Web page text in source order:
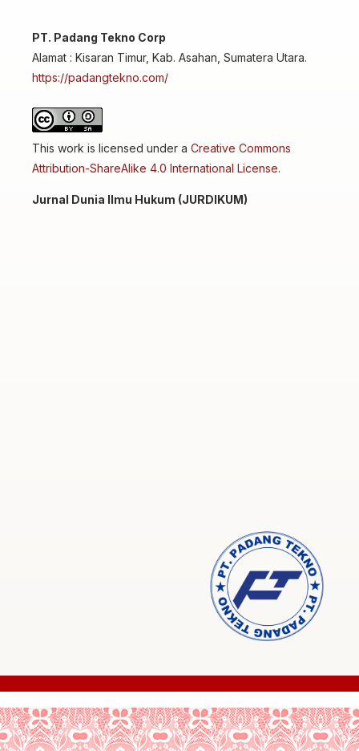
PT. Padang Tekno Corp
Alamat : Kisaran Timur, Kab. Asahan, Sumatera Utara.
https://padangtekno.com/
This work is licensed under a Creative Commons
Attribution-ShareAlike 4.0 International License.
Jurnal Dunia Ilmu Hukum (JURDIKUM)